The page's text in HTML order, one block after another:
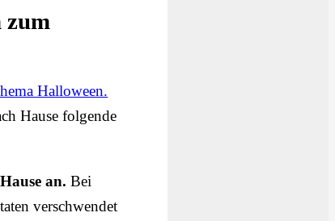
zum
Halloween.
Hause folgende
an. Bei
verschwendet